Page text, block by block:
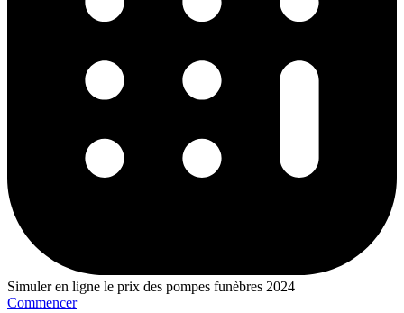
Simuler en ligne le prix des pompes funèbres 2024
Commencer